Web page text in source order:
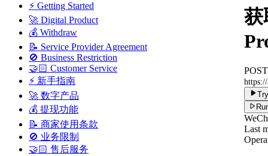
⚡ Getting Started
🚀 Digital Product
💰 Withdraw
📝 Service Provider Agreement
🚫 Business Restriction
🤝🏻 Customer Service
⚡ 新手指南
🚀 数字产品
💰 提现功能
📝 商家使用条款
🚫 业务限制
🤝🏻 售后服务
获
POST
Last